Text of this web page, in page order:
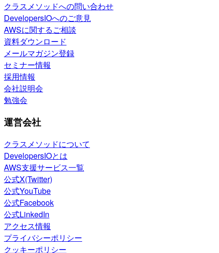
クラスメソッドへの問い合わせ
DevelopersIOへのご意見
AWSに関するご相談
資料ダウンロード
メールマガジン登録
セミナー情報
採用情報
会社説明会
勉強会
運営会社
クラスメソッドについて
DevelopersIOとは
AWS支援サービス一覧
公式X(Twitter)
公式YouTube
公式Facebook
公式LinkedIn
アクセス情報
プライバシーポリシー
クッキーポリシー